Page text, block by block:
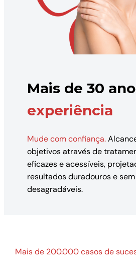
Mais de 30
experiência
Mude com confiança.
objetivos através de
eficazes e acessíveis,
resultados duradouros e
desagradáveis.
Mais de 200.000 casos de